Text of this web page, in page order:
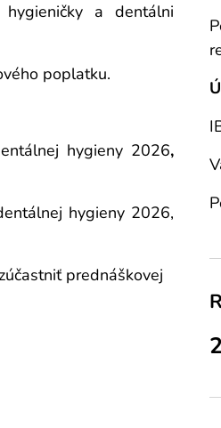
a dentálni
poplatku.
hygieny 2026,
hygieny 2026,
prednáškovej